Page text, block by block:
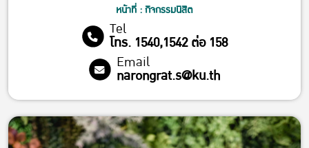
หน้าที่ : กิจกรรมนิสิต
Tel
โทร. 1540,1542 ต่อ 158
Email
narongrat.s@ku.th